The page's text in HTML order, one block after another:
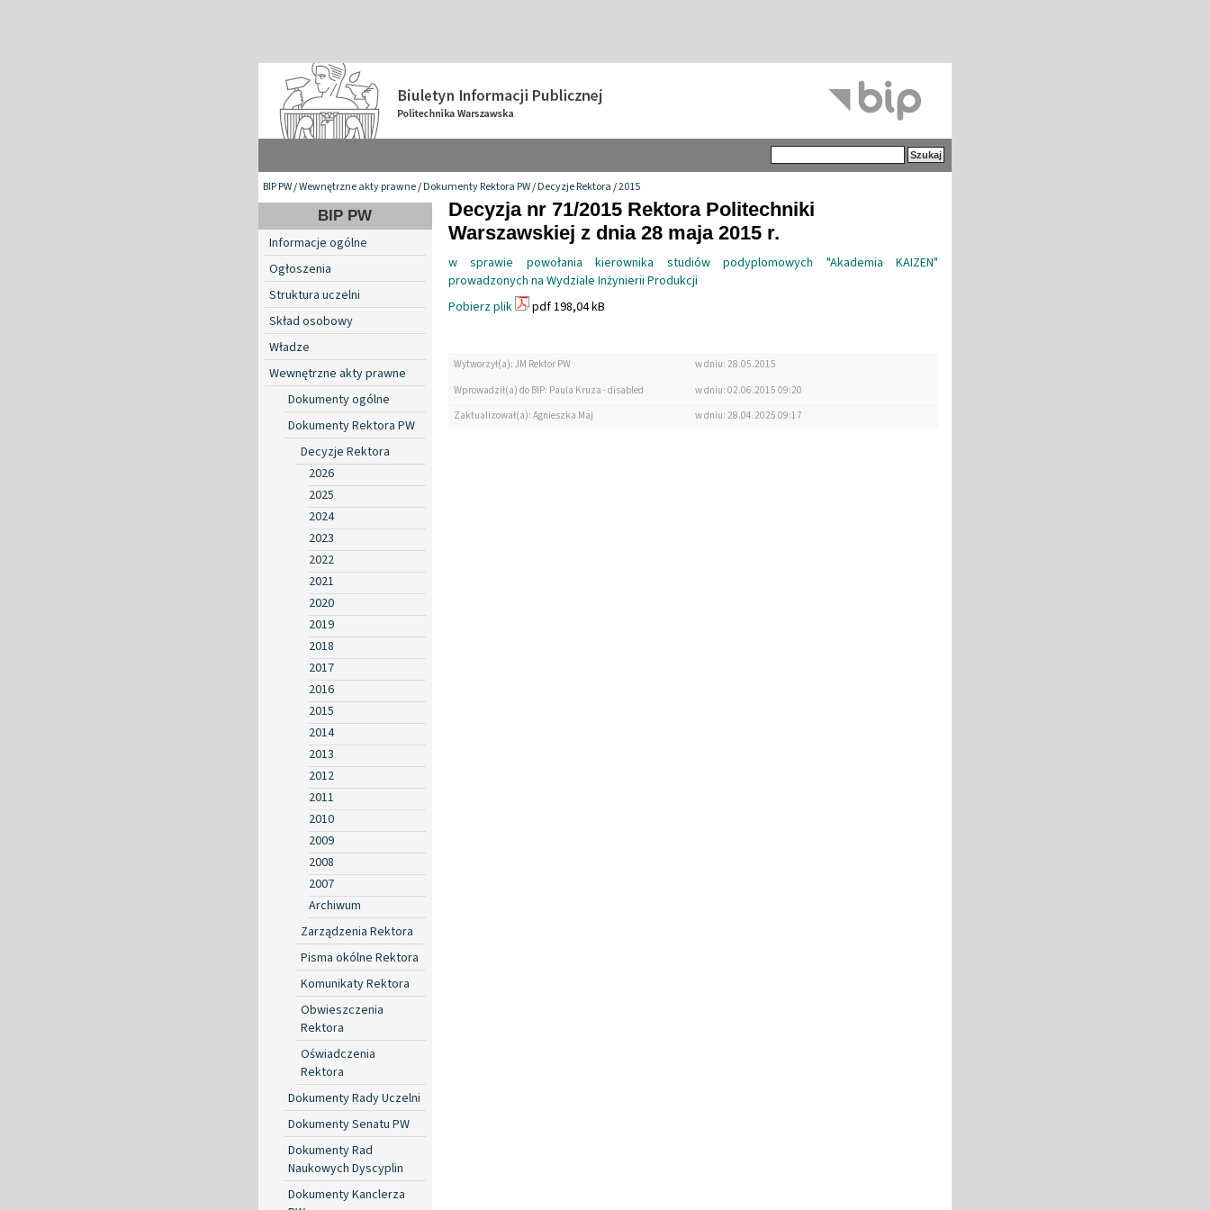
BIP PW/Wewnętrzne akty prawne/Dokumenty Rektora PW/Decyzje Rektora/2015
BIP PW
Informacje ogólne
Ogłoszenia
Struktura uczelni
Skład osobowy
Władze
Wewnętrzne akty prawne
Dokumenty ogólne
Dokumenty Rektora PW
Decyzje Rektora
2026
2025
2024
2023
2022
2021
2020
2019
2018
2017
2016
2015
2014
2013
2012
2011
2010
2009
2008
2007
Archiwum
Zarządzenia Rektora
Pisma okólne Rektora
Komunikaty Rektora
Obwieszczenia
Rektora
Oświadczenia
Rektora
Dokumenty Rady Uczelni
Dokumenty Senatu PW
Dokumenty Rad
Naukowych Dyscyplin
Dokumenty Kanclerza
Decyzja nr 71/2015 Rektora Politechniki
Warszawskiej z dnia 28 maja 2015 r.
w sprawie powołania kierownika studiów podyplomowych "Akademia KAIZEN"
prowadzonych na Wydziale Inżynierii Produkcji
Pobierz plik
pdf 198,04 kB
Wytworzył(a): JM Rektor PW
w dniu: 28.05.2015
Wprowadził(a) do BIP: Paula Kruza - disabled
w dniu: 02.06.2015 09:20
Zaktualizował(a): Agnieszka Maj
w dniu: 28.04.2025 09:17